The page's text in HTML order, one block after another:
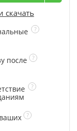
скачать
после